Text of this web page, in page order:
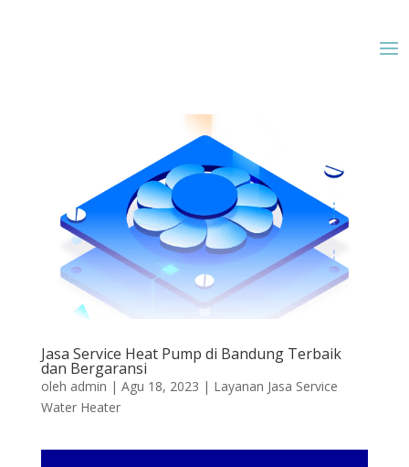
Jasa Service Heat Pump di Bandung Terbaik
dan Bergaransi
oleh admin | Agu 18, 2023 | Layanan Jasa Service
Water Heater